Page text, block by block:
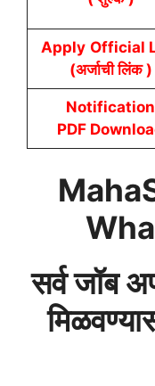
Apply Official
(अर्जाची लिंक )
Notification
PDF
सर्व जॉब